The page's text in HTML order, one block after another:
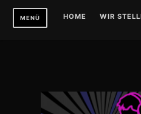
Zum
InhaltMENÜ HOME WIR